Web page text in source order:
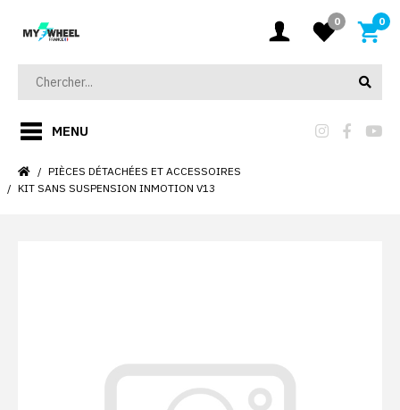
0 0
MENU
PIÈCES DÉTACHÉES ET ACCESSOIRES
KIT SANS SUSPENSION INMOTION V13